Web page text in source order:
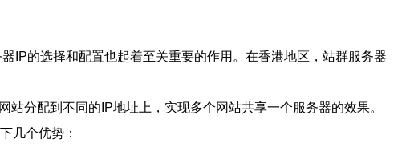
IP的选择和配置也起着至关重要的作用。在香港地区，站群服务器
分配到不同的IP地址上，实现多个网站共享一个服务器的效果。
几个优势：